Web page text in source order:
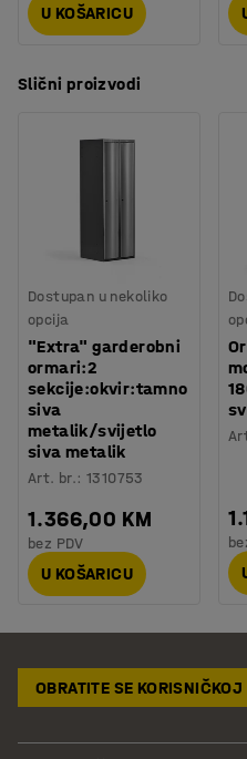
U KOŠARICU
Slični proizvodi
Dostupan u nekoliko
opcija
"Extra" garderobni
ormari:2
sekcije:okvir:tamno
siva
metalik/svijetlo
siva metalik
Art. br.:1310753
1.366,00 KM
bez PDV
U KOŠARICU
OBRATITE SE